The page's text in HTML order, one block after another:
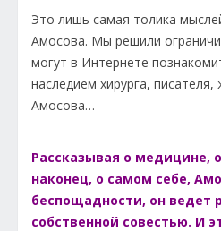
Это лишь самая толика
Амосова. Мы решили
могут в Интернете
наследием хирурга,
Амосова…
Рассказывая о медицине,
наконец, о самом себе,
беспощадности, он ведет
собственной совестью. И